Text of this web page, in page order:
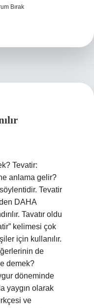
Bırak
Tevatir:
anlama gelir?
Tevatir
DAHA
Tavatır oldu
kelimesi çok
için kullanılır.
de
demek?
döneminde
yaygın olarak
ve